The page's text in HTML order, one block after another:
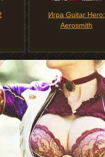
Игра Guitar Hero:
Aerosmith